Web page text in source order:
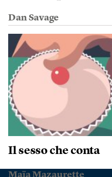
Dan Savage
Il sesso che conta
Maïa Mazaurette